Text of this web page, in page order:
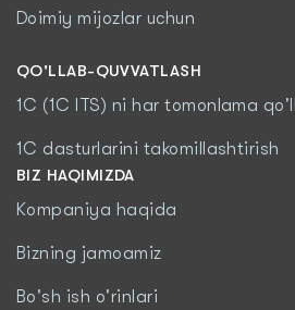
Doimiy mijozlar uchun
QO'LLAB-QUVVATLASH
1C (1C ITS) ni har tomonlama
1C dasturlarini takomillashtirish
BIZ HAQIMIZDA
Kompaniya haqida
Bizning jamoamiz
Bo'sh ish o'rinlari